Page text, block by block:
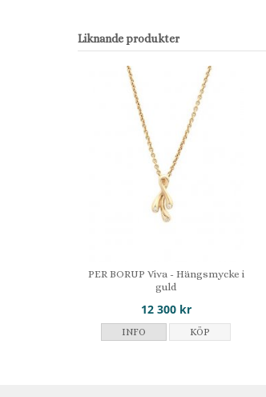
Liknande produkter
PER BORUP Viva - Hängsmycke i
guld
12 300 kr
INFO KÖP